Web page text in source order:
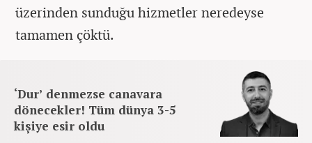
üzerinden sunduğu hizmetler neredeyse
tamamen çöktü.
‘Dur’ denmezse canavara
dönecekler! Tüm dünya 3-5
kişiye esir oldu